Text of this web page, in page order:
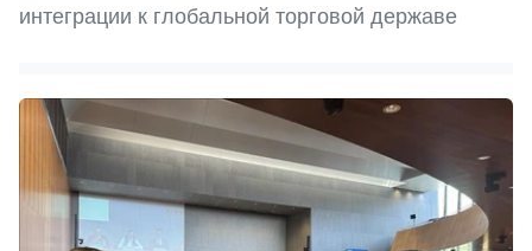
интеграции к глобальной торговой державе